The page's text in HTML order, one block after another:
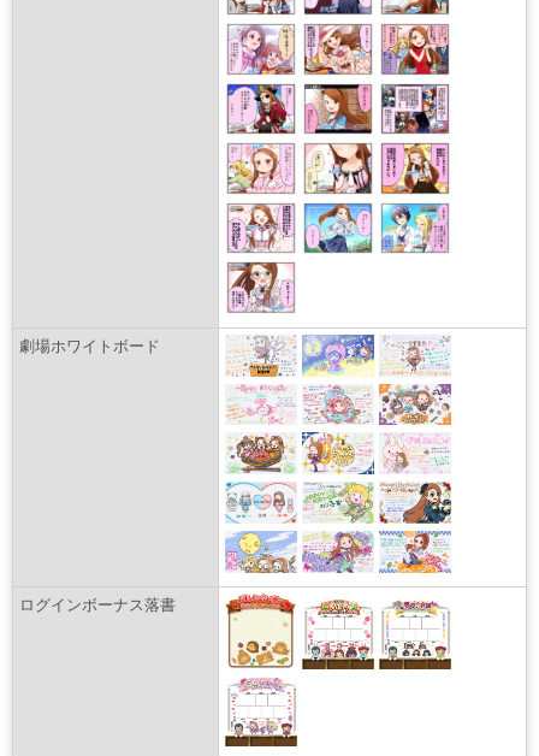
劇場ホワイトボード
ログインボーナス落書